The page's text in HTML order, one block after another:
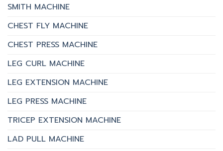
SMITH MACHINE
CHEST FLY MACHINE
CHEST PRESS MACHINE
LEG CURL MACHINE
LEG EXTENSION MACHINE
LEG PRESS MACHINE
TRICEP EXTENSION MACHINE
LAD PULL MACHINE